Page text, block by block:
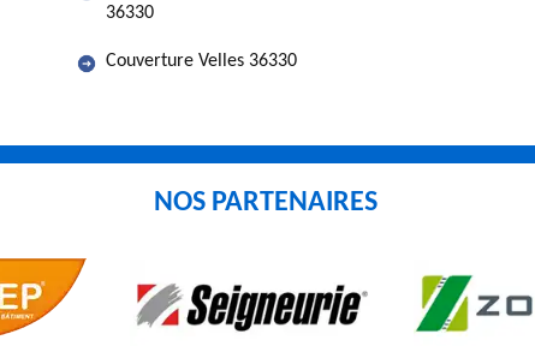
36330
Couverture Velles 36330
NOS PARTENAIRES